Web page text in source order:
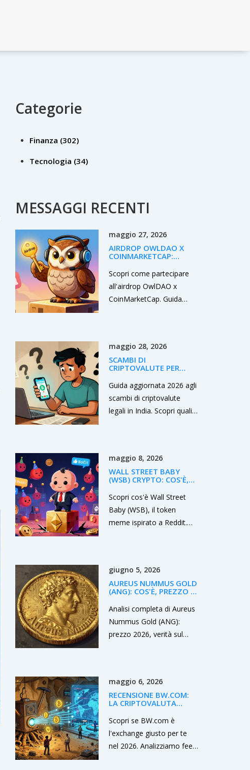
Categorie
Finanza (302)
Tecnologia (34)
MESSAGGI RECENTI
maggio 27, 2026
AIRDROP OWLDAO X
COINMARKETCAP:
REGOLE E PREZZI OWL
Scopri come partecipare
all'airdrop OwlDAO x
CoinMarketCap. Guida
truffe.
maggio 28, 2026
SCAMBI DI
CRIPTOVALUTE PER
ELENCO COMPLETO E
GUIDE AI LIMITI
Guida aggiornata 2026 agli
scambi di criptovalute
legali in India. Scopri quali
restrizioni normative.
maggio 8, 2026
WALL STREET BABY
(WSB) CRYPTO: COS'È,
TOKEN MEME
Scopri cos'è Wall Street
Baby (WSB), il token
meme ispirato a Reddit.
frammentata rende questo
investimento ad altissimo
rischio nel 2026.
giugno 5, 2026
AUREUS NUMMUS GOLD
(ANG): COS'È, PREZZO E
Analisi completa di Aureus
Nummus Gold (ANG):
prezzo 2026, verità sul
maggio 6, 2026
RECENSIONE BW.COM:
LA CRIPTOVALUTA
CONVIENE NEL 2026?
Scopri se BW.com è
l'exchange giusto per te
nel 2026. Analizziamo fee,